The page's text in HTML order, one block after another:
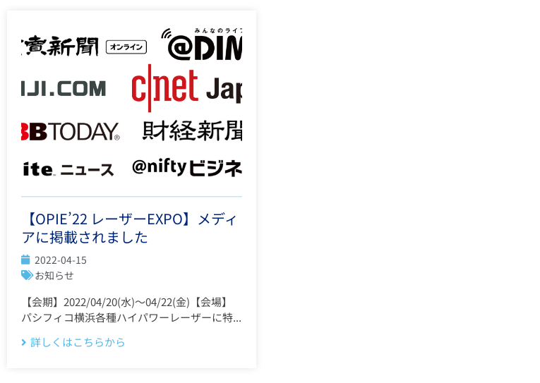
【OPIE’22 レーザーEXPO】メディ
アに掲載されました
2022-04-15
お知らせ
【会期】2022/04/20(水)～04/22(金)【会場】
パシフィコ横浜各種ハイパワーレーザーに特...
詳しくはこちらから